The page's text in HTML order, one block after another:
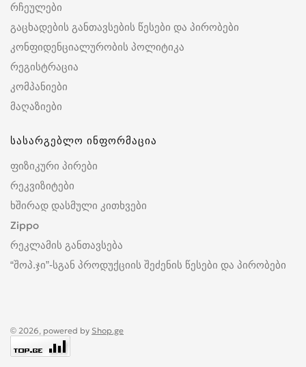
რჩეულები
გაცხადების განთავსების წესები და პირობები
კონფიდენციალურობის პოლიტიკა
რეგისტრაცია
კომპანიები
მაღაზიები
სასარგებლო ინფორმაცია
ფიზიკური პირები
რეკვიზიტები
ხშირად დასმული კითხვები
Zippo
რეკლამის განთავსება
“შოპ.ჯი”-სგან პროდუქციის შეძენის წესები და პირობები
© 2026, powered by Shop.ge